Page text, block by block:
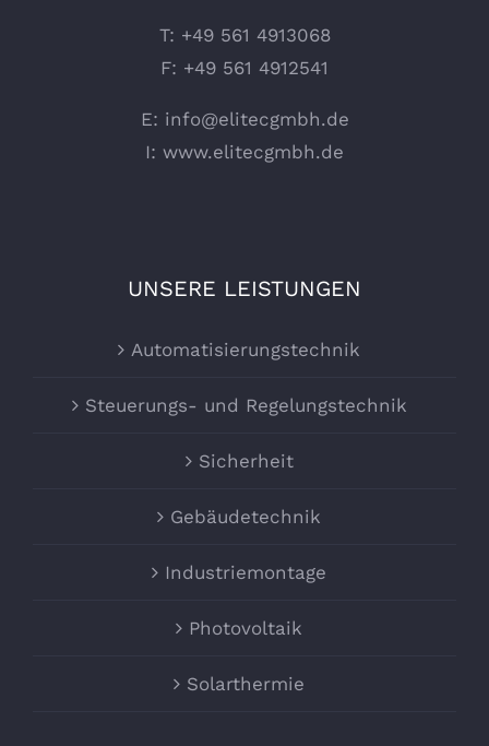
T: +49 561 4913068
F: +49 561 4912541
E: info@elitecgmbh.de
I: www.elitecgmbh.de
UNSERE LEISTUNGEN
Automatisierungstechnik
Steuerungs- und Regelungstechnik
Sicherheit
Gebäudetechnik
Industriemontage
Photovoltaik
Solarthermie